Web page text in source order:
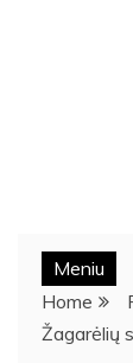
Meniu
Home
Žagarėlių